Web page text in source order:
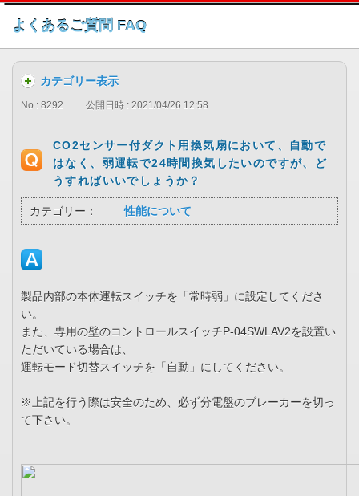
このページの本文へ
よくあるご質問 FAQ
カテゴリー表示
No : 8292 公開日時 : 2021/04/26 12:58
CO2センサー付ダクト用換気扇において、自動で
はなく、弱運転で24時間換気したいのですが、ど
うすればいいでしょうか？
カテゴリー： 性能について
製品内部の本体運転スイッチを「常時弱」に設定してくださ
い。
また、専用の壁のコントロールスイッチP-04SWLAV2を設置い
ただいている場合は、
運転モード切替スイッチを「自動」にしてください。
※上記を行う際は安全のため、必ず分電盤のブレーカーを切っ
て下さい。